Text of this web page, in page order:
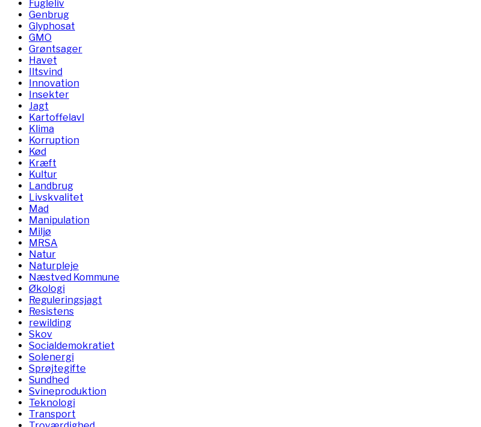
Fugleliv
Genbrug
Glyphosat
GMO
Grøntsager
Havet
Iltsvind
Innovation
Insekter
Jagt
Kartoffelavl
Klima
Korruption
Kød
Kræft
Kultur
Landbrug
Livskvalitet
Mad
Manipulation
Miljø
MRSA
Natur
Naturpleje
Næstved Kommune
Økologi
Reguleringsjagt
Resistens
rewilding
Skov
Socialdemokratiet
Solenergi
Sprøjtegifte
Sundhed
Svineproduktion
Teknologi
Transport